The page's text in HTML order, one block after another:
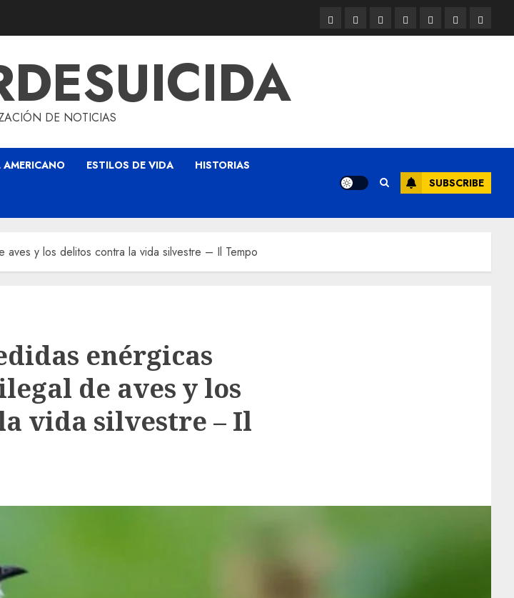
DE NOTICIAS
AMERICANO ESTILOS DE VIDA HISTORIAS
SUBSCRIBE
y los delitos contra la vida silvestre – Il Tempo
enérgicas
de aves y los
vida silvestre – Il